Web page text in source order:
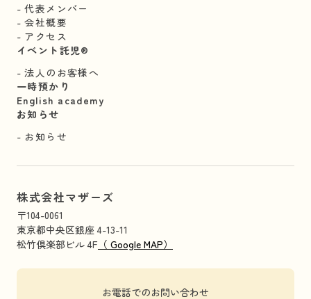
代表メンバー
会社概要
アクセス
イベント託児®︎
法人のお客様へ
一時預かり
English academy
お知らせ
お知らせ
株式会社マザーズ
〒104-0061
東京都中央区銀座 4-13-11
松竹倶楽部ビル 4F （ Google MAP）
お電話でのお問い合わせ